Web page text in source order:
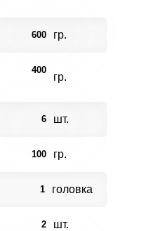
600 гр.
400
гр.
6 шт.
100 гр.
1 головка
2 шт.